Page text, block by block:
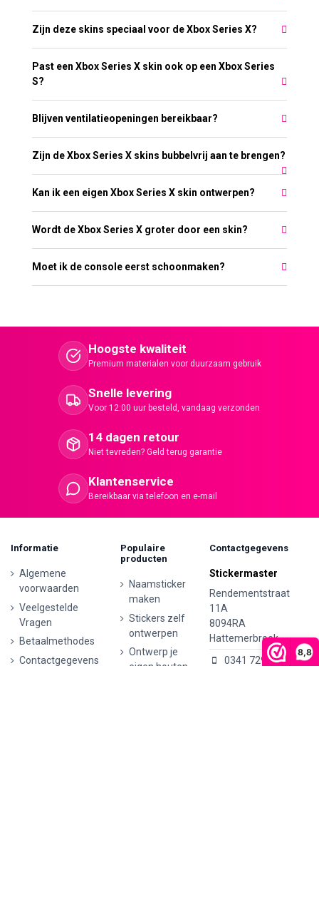
8,8
Zijn deze skins speciaal voor de Xbox Series X?
Past een Xbox Series X skin ook op een Xbox Series
S?
Blijven ventilatieopeningen bereikbaar?
Zijn de Xbox Series X skins bubbelvrij aan te brengen?
Kan ik een eigen Xbox Series X skin ontwerpen?
Wordt de Xbox Series X groter door een skin?
Moet ik de console eerst schoonmaken?
Hoogste kwaliteit
Premium materialen voor duurzaam gebruik
Snelle levering
Voor 12:00 uur besteld, vandaag verzonden
14 dagen retour
Niet tevreden? Geld terug garantie
Klantenservice
Bereikbaar via telefoon en e-mail
Informatie
Algemene
voorwaarden
Veelgestelde
Vragen
Betaalmethodes
Contactgegevens
Populaire
producten
Naamsticker
maken
Stickers zelf
ontwerpen
Ontwerp je
eigen houten
Contactgegevens
Stickermaster
Rendementstraat
11A
8094RA
Hattemerbroek
0341 729 680